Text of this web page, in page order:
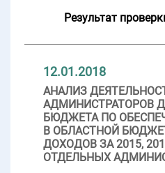
Результат
12.01.2018
АНАЛИЗ
АДМИНИСТРАТОРОВ
БЮДЖЕТА ПО
В ОБЛАСТНОЙ
ДОХОДОВ ЗА 2015,
ОТДЕЛЬНЫХ